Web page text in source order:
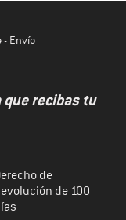
- Envío
que recibas tu
de
de 100